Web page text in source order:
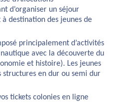
d’organiser un séjour
destination des jeunes de
principalement d’activités
avec la découverte du
et histoire). Les jeunes
structures en dur ou semi dur
tickets colonies en ligne